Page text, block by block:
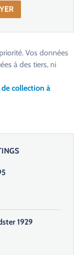
Vos données
à des tiers, ni
de collection à
1929